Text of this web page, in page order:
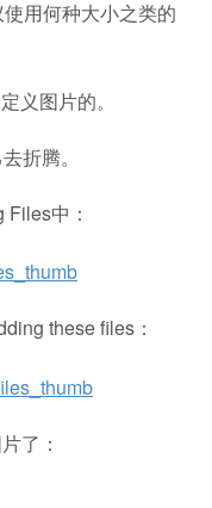
用何种大小之类的
义图片的。
折腾。
中：
these files：
了：